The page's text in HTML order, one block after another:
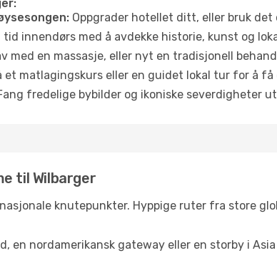
Oppgrader hotellet ditt, eller bruk
tid innendørs med å avdekke historie, kunst og
med en massasje, eller nyt en tradisjonell
et matlagingskurs eller en guidet lokal tur for å
fredelige bybilder og ikoniske severdigheter
til Wilbarger
knutepunkter. Hyppige ruter fra store
en nordamerikansk gateway eller en storby i